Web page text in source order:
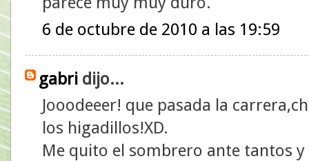
6 de octubre de 2010 a las 19:59
gabri dijo...
Jooodeeer! que pasada la
los higadillos!XD.
Me quito el sombrero ante tantos y